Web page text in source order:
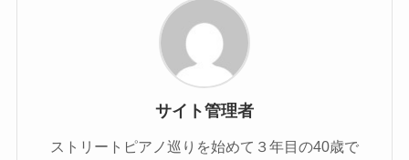
サイト管理者
ストリートピアノ巡りを始めて３年目の40歳で